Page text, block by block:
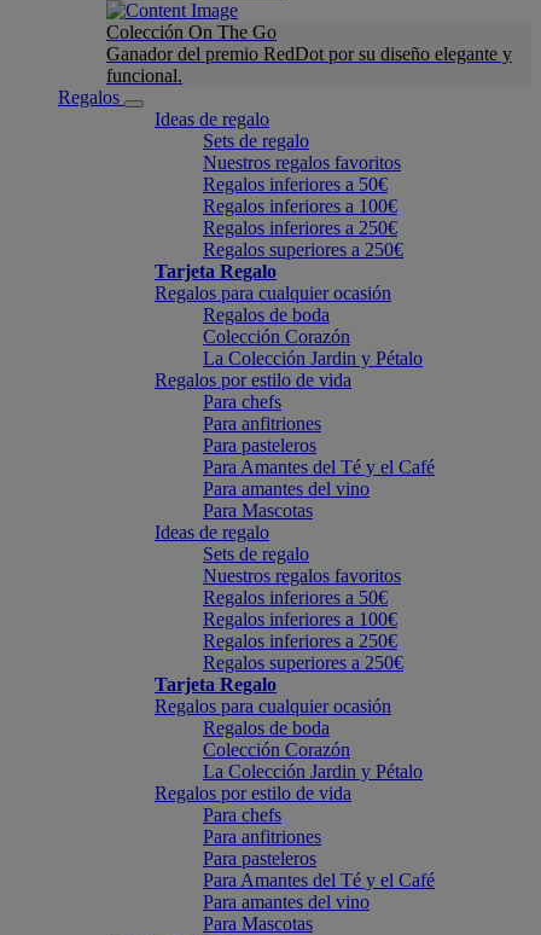
Colección On The Go
Ganador del premio RedDot por su diseño elegante y
funcional.
Regalos
Ideas de regalo
Sets de regalo
Nuestros regalos favoritos
Regalos inferiores a 50€
Regalos inferiores a 100€
Regalos inferiores a 250€
Regalos superiores a 250€
Tarjeta Regalo
Regalos para cualquier ocasión
Regalos de boda
Colección Corazón
La Colección Jardin y Pétalo
Regalos por estilo de vida
Para chefs
Para anfitriones
Para pasteleros
Para Amantes del Té y el Café
Para amantes del vino
Para Mascotas
Ideas de regalo
Sets de regalo
Nuestros regalos favoritos
Regalos inferiores a 50€
Regalos inferiores a 100€
Regalos inferiores a 250€
Regalos superiores a 250€
Tarjeta Regalo
Regalos para cualquier ocasión
Regalos de boda
Colección Corazón
La Colección Jardin y Pétalo
Regalos por estilo de vida
Para chefs
Para anfitriones
Para pasteleros
Para Amantes del Té y el Café
Para amantes del vino
Para Mascotas